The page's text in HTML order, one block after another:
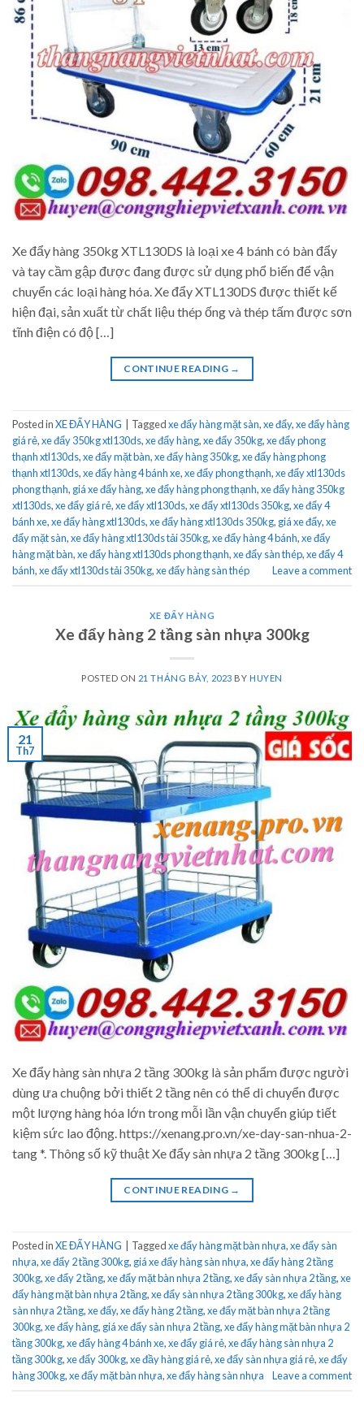
Xe đẩy hàng 350kg XTL130DS là loại xe 4 bánh có bàn đẩy
và tay cầm gập được đang được sử dụng phổ biến để vận
chuyển các loại hàng hóa. Xe đẩy XTL130DS được thiết kế
hiện đại, sản xuất từ chất liệu thép ống và thép tấm được sơn
tĩnh điện có độ […]
CONTINUE READING →
Posted inXE ĐẨY HÀNG Taggedxe đẩy hàng mặt sàn,xe đẩy,xe đẩy hàng
giá rẻ,xe đẩy 350kg xtl130ds,xe đẩy hàng,xe đẩy 350kg,xe đẩy phong
thạnh xtl130ds,xe đẩy mặt bàn,xe đẩy hàng 350kg,xe đẩy hàng phong
thạnh xtl130ds,xe đẩy hàng 4 bánh xe,xe đẩy phong thạnh,xe đẩy xtl130ds
phong thạnh, giá xe đẩy hàng,xe đẩy hàng phong thạnh,xe đẩy hàng 350kg
xtl130ds,xe đẩy giá rẻ,xe đẩy xtl130ds,xe đẩy xtl130ds 350kg,xe đẩy 4
bánh xe,xe đẩy hàng xtl130ds,xe đẩy hàng xtl130ds 350kg, giá xe đẩy,xe
đẩy mặt sàn,xe đẩy hàng xtl130ds tải 350kg,xe đẩy hàng 4 bánh,xe đẩy
hàng mặt bàn,xe đẩy hàng xtl130ds phong thạnh,xe đẩy sàn thép,xe đẩy 4
bánh,xe đẩy xtl130ds tải 350kg,xe đẩy hàng sàn thép Leave a comment
XE ĐẨY HÀNG
Xe đẩy hàng 2 tầng sàn nhựa 300kg
POSTED ON 21 THÁNG BẢY, 2023 BYHUYEN
21
Th7
Xe đẩy hàng sàn nhựa 2 tầng 300kg là sản phẩm được người
dùng ưa chuộng bởi thiết 2 tầng nên có thể di chuyển được
một lượng hàng hóa lớn trong mỗi lần vận chuyển giúp tiết
kiệm sức lao động. https://xenang.pro.vn/xe-day-san-nhua-2-
tang *. Thông số kỹ thuật Xe đẩy sàn nhựa 2 tầng 300kg […]
CONTINUE READING →
Posted inXE ĐẨY HÀNG Taggedxe đẩy hàng mặt bàn nhựa,xe đẩy sàn
nhựa,xe đẩy 2 tầng 300kg, giá xe đẩy hàng sàn nhựa,xe đẩy hàng 2 tầng
300kg,xe đẩy 2 tầng,xe đẩy mặt bàn nhựa 2 tầng,xe đẩy sàn nhựa 2 tầng,xe
đẩy hàng mặt bàn nhựa 2 tầng,xe đẩy sàn nhựa 2 tầng 300kg,xe đẩy hàng
sàn nhựa 2 tầng,xe đẩy,xe đẩy hàng 2 tầng,xe đẩy mặt bàn nhựa 2 tầng
300kg,xe đẩy hàng, giá xe đẩy sàn nhựa 2 tầng,xe đẩy hàng mặt bàn nhựa 2
tầng 300kg,xe đẩy hàng 4 bánh xe,xe đẩy giá rẻ,xe đẩy hàng sàn nhựa 2
tầng 300kg,xe đẩy 300kg,xe đầy hàng giá rẻ,xe đẩy sàn nhựa giá rẻ,xe đẩy
hàng 300kg,xe đẩy mặt bàn nhựa,xe đẩy hàng sàn nhựa Leave a comment